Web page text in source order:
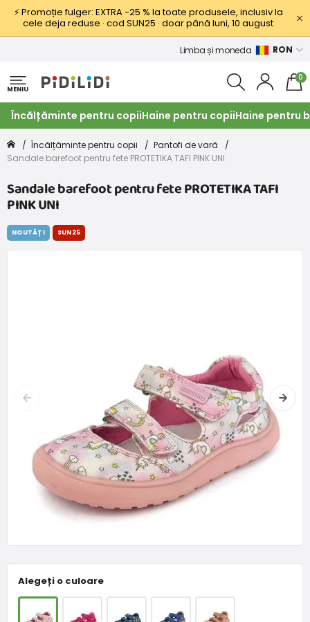
⚡ Promoție fulger: EXTRA −25 % la toate produsele, inclusiv la
cele deja reduse · cod SUN25 · doar până luni, 10 august
Limba și moneda RON
MENIU
0
Încălțăminte pentru copiiHaine pentru copiiHaine pentru
Încălțăminte pentru copii
Pantofi de vară
Sandale barefoot pentru fete PROTETIKA TAFI PINK UNI
Sandale barefoot pentru fete PROTETIKA TAFI
PINK UNI
Alegeți o culoare
NOUTĂȚI SUN25